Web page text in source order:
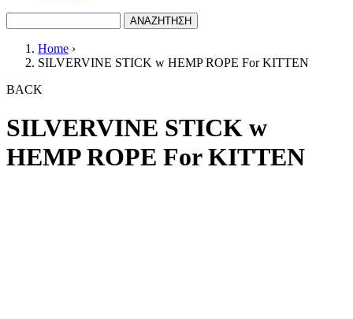
You are here
Home ›
SILVERVINE STICK w HEMP ROPE For KITTEN
BACK
SILVERVINE STICK w
HEMP ROPE For KITTEN